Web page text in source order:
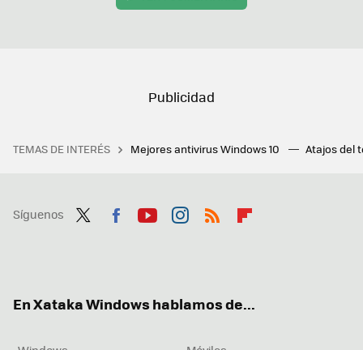
TEMAS DE INTERÉS Mejores antivirus Windows 10 Atajos del
Síguenos
En Xataka Windows hablamos de...